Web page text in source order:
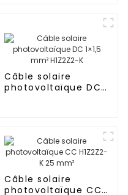
électrique 1 x 16
mm²
Câble solaire
photovoltaïque DC
Câble solaire
photovoltaïque CC